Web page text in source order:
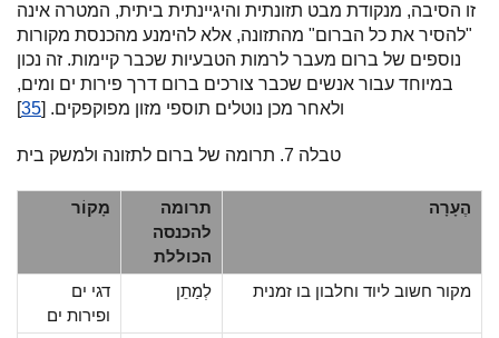
זו הסיבה, מנקודת מבט תזונתית והיגיינתית ביתית, המטרה אינה
"להסיר את כל הברום" מהתזונה, אלא להימנע מהכנסת מקורות
נוספים של ברום מעבר לרמות הטבעיות שכבר קיימות. זה נכון
במיוחד עבור אנשים שכבר צורכים ברום דרך פירות ים ומים,
ולאחר מכן נוטלים תוספי מזון מפוקפקים. [35
]
טבלה 7. תרומה של ברום לתזונה ולמשק בית
מָקוֹר
תרומה
להכנסה
הכוללת
הֶעָרָה
דגי ים
ופירות ים
לְמַתֵן מקור חשוב ליוד וחלבון בו זמנית